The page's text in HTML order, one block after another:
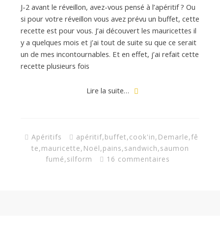
J-2 avant le réveillon, avez-vous pensé à l’apéritif ? Ou
si pour votre réveillon vous avez prévu un buffet, cette
recette est pour vous. J’ai découvert les mauricettes il
y a quelques mois et j’ai tout de suite su que ce serait
un de mes incontournables. Et en effet, j’ai refait cette
recette plusieurs fois
Lire la suite…
Apéritifs apéritif,buffet,cook'in, Demarle,fê
te,mauricette, Noël,pains,sandwich,saumon
fumé,silform 16 commentaires